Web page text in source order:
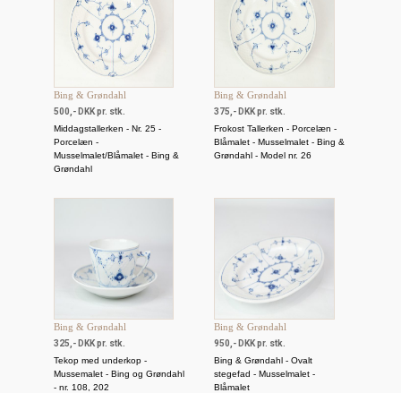
Bing & Grøndahl
500,- DKK pr. stk.
Middagstallerken - Nr. 25 -
Porcelæn -
Musselmalet/Blåmalet - Bing &
Grøndahl
Bing & Grøndahl
375,- DKK pr. stk.
Frokost Tallerken - Porcelæn -
Blåmalet - Musselmalet - Bing &
Grøndahl - Model nr. 26
Bing & Grøndahl
325,- DKK pr. stk.
Tekop med underkop -
Mussemalet - Bing og Grøndahl
- nr. 108, 202
Bing & Grøndahl
950,- DKK pr. stk.
Bing & Grøndahl - Ovalt
stegefad - Musselmalet -
Blåmalet